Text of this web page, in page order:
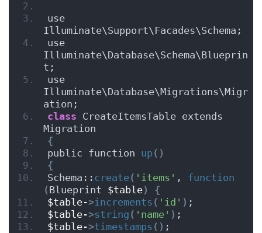
use
Illuminate\Support\Facades\Schema;
use
Illuminate\Database\Schema\Blueprin
t;
use
Illuminate\Database\Migrations\Migr
ation;
class CreateItemsTable extends
Migration
{
public function up ()
{
Schema:: create( 'items' , function
(Blueprint $table)
{
$table->increments ( 'id' ) ;
$table->string ( 'name' ) ;
$table->timestamps () ;